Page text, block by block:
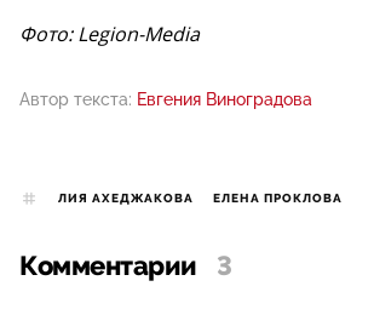
Фото: Legion-Media
Автор текста: Евгения Виноградова
ЛИЯ АХЕДЖАКОВА ЕЛЕНА ПРОКЛОВА
Комментарии 3